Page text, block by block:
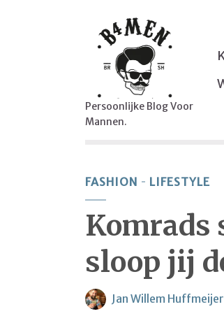
Persoonlijke Blog Voor
Mannen.
FASHION LIFESTYLE
Komrads
sloop jij
Jan Willem Huffmeijer